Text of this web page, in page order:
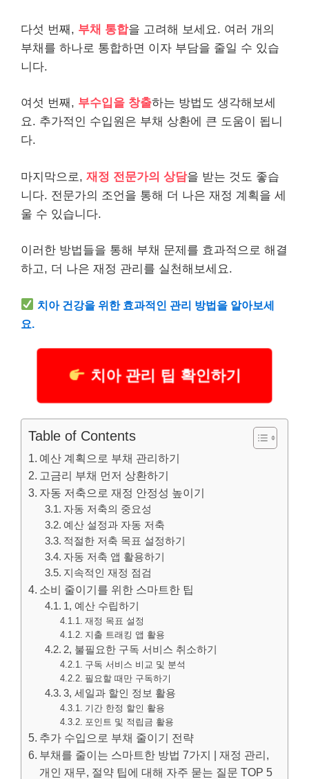
다섯 번째, 부채 통합을 고려해 보세요. 여러 개의
부채를 하나로 통합하면 이자 부담을 줄일 수 있습
니다.
여섯 번째, 부수입을 창출하는 방법도 생각해보세
요. 추가적인 수입원은 부채 상환에 큰 도움이 됩니
다.
마지막으로, 재정 전문가의 상담을 받는 것도 좋습
니다. 전문가의 조언을 통해 더 나은 재정 계획을 세
울 수 있습니다.
이러한 방법들을 통해 부채 문제를 효과적으로 해결
하고, 더 나은 재정 관리를 실천해보세요.
치아 건강을 위한 효과적인 관리 방법을 알아보세
요.
치아 관리 팁 확인하기
Table of Contents
예산 계획으로 부채 관리하기
고금리 부채 먼저 상환하기
자동 저축으로 재정 안정성 높이기
자동 저축의 중요성
예산 설정과 자동 저축
적절한 저축 목표 설정하기
자동 저축 앱 활용하기
지속적인 재정 점검
소비 줄이기를 위한 스마트한 팁
1, 예산 수립하기
재정 목표 설정
지출 트래킹 앱 활용
2, 불필요한 구독 서비스 취소하기
구독 서비스 비교 및 분석
필요할 때만 구독하기
3, 세일과 할인 정보 활용
기간 한정 할인 활용
포인트 및 적립금 활용
추가 수입으로 부채 줄이기 전략
부채를 줄이는 스마트한 방법 7가지 | 재정 관리,
개인 재무, 절약 팁에 대해 자주 묻는 질문 TOP 5